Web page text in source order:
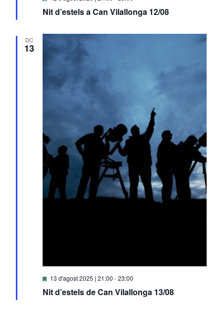
Nit d’estels a Can Vilallonga 12/08
DC
13
Nit d’estels de Can Vilallonga 13/08
Destacats
13 d'agost 2025 | 21:00 -23:00